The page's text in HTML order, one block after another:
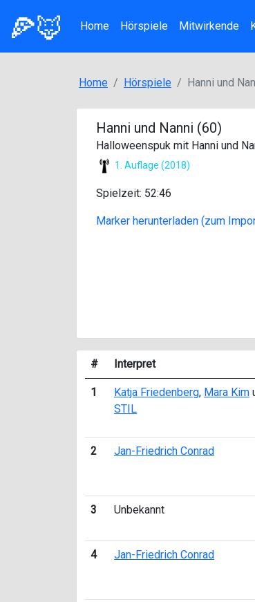
🍕🦊 Home Hörspiele Mitwirkende
Home Hörspiele Hanni und
Hanni und Nanni (60)
Halloweenspuk mit Hanni und
1. Auflage (2018)
Spielzeit: 52:46
Marker herunterladen (zum
# Interpret
1 Katja Friedenberg, Mara Kim
STIL
2 Jan-Friedrich Conrad
3 Unbekannt
4 Jan-Friedrich Conrad